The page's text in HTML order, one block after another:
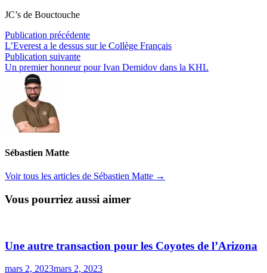
JC’s de Bouctouche
Navigation
de
l’article
Publication précédentePublication
précédente :
L’Everest a le dessus sur le Collège Français
Publication suivantePublication
suivante :
Un premier honneur pour Ivan Demidov dans la KHL
Sébastien Matte
Voir tous les articles de Sébastien Matte →
Vous pourriez aussi aimer
Une autre transaction pour les Coyotes de l’Arizona
mars 2, 2023mars 2, 2023